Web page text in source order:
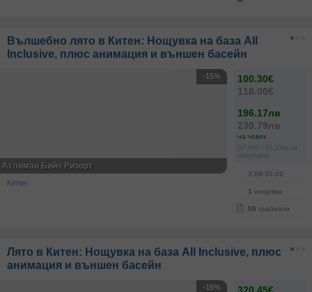
Вълшебно лято в Китен: Нощувка на база All
Inclusive, плюс анимация и външен басейн
100.30€
118.00€
196.17лв
230.79лв
на човек
(47.60€ / 93.10лв на
човек/ден)
3.08-30.09
1 нощувка
55 грабнати
-15%
Атлиман Бийч Ризорт
Китен
Лято в Китен: Нощувка на база All Inclusive, плюс
анимация и външен басейн
-15%